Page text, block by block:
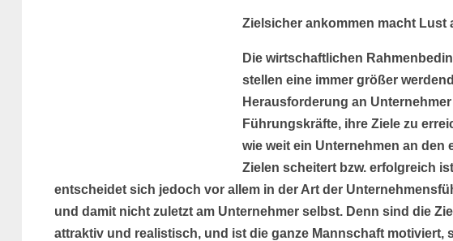
Zielsicher ankommen macht Lust
Die wirtschaftlichen
stellen eine immer größer
Herausforderung an Unternehmer
Führungskräfte, ihre Ziele zu
wie weit ein Unternehmen an den
Zielen scheitert bzw. erfolgreich
entscheidet sich jedoch vor allem in der Art der
und damit nicht zuletzt am Unternehmer selbst. Denn sind die
attraktiv und realistisch, und ist die ganze Mannschaft motiviert,